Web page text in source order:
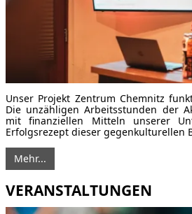
Unser Projekt Zentrum Chemnitz
Die unzähligen Arbeitsstunden der
mit finanziellen Mitteln unserer
Erfolgsrezept dieser gegenkulturellen
Mehr...
VERANSTALTUNGEN